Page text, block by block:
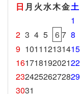
日 月 火水木金土
1
2 3 4 5 67 8
9 101112131415
16171819202122
23242526272829
3031